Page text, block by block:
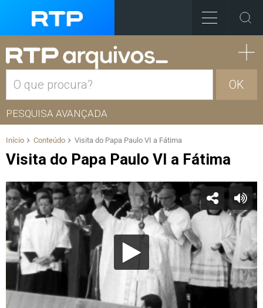
OK
PESQUISA AVANÇADA
Início Conteúdo Visita do Papa Paulo VI a Fátima
Visita do Papa Paulo VI a Fátima